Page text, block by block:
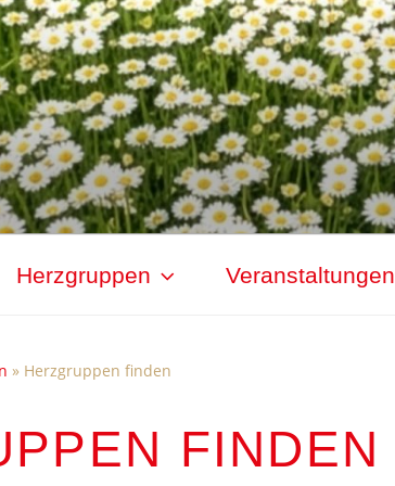
Herzgruppen Veranstaltungen
» Herzgruppen finden
FINDEN